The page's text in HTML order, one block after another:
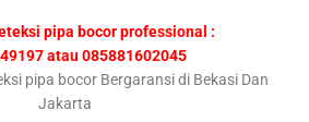
pipa bocor professional :
atau 085881602045
pipa bocor Bergaransi di Bekasi Dan
Jakarta